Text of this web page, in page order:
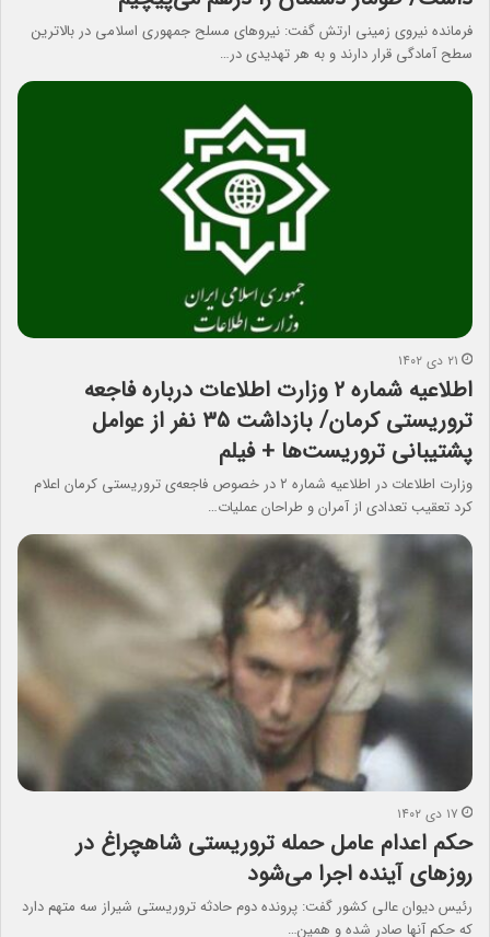
فرمانده نیروی زمینی ارتش گفت: نیروهای مسلح جمهوری اسلامی در بالاترین
سطح آمادگی قرار دارند و به هر تهدیدی در…
۲۱ دی ۱۴۰۲
اطلاعیه‌ شماره ۲ وزارت اطلاعات درباره فاجعه‌
تروریستی کرمان/ بازداشت ۳۵ نفر از عوامل
پشتیبانی تروریست‌ها + فیلم
وزارت اطلاعات در اطلاعیه شماره ۲ در خصوص فاجعه‌ی تروریستی کرمان اعلام
کرد تعقیب تعدادی از آمران و طراحان عملیات…
۱۷ دی ۱۴۰۲
حکم اعدام عامل حمله تروریستی ‌شاهچراغ در
روزهای آینده اجرا می‌شود
رئیس دیوان عالی کشور گفت: پرونده دوم حادثه تروریستی شیراز سه متهم دارد
که حکم آنها صادر شده و همین…